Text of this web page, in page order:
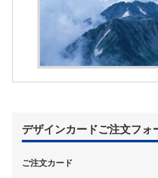
デザインカードご注文フォ
ご注文カード